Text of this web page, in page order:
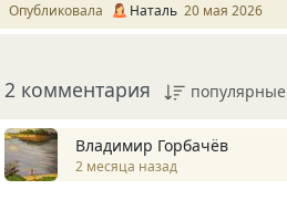
Опубликовала Наталь 20 мая 2026
2 комментария популярные
Владимир Горбачёв
2 месяца назад